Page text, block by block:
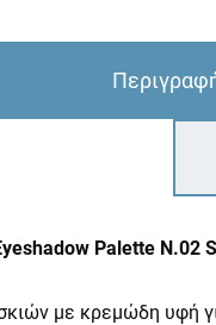
Palette N.02
με κρεμώδη υφή